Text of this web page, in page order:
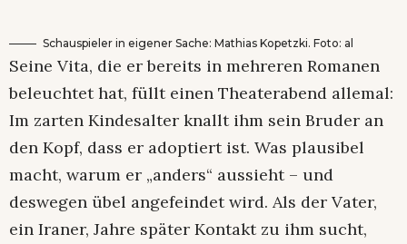
Schauspieler in eigener Sache: Mathias Kopetzki. Foto: al
Seine Vita, die er bereits in mehreren Romanen
beleuchtet hat, füllt einen Theaterabend allemal:
Im zarten Kindesalter knallt ihm sein Bruder an
den Kopf, dass er adoptiert ist. Was plausibel
macht, warum er „anders“ aussieht – und
deswegen übel angefeindet wird. Als der Vater,
ein Iraner, Jahre später Kontakt zu ihm sucht,